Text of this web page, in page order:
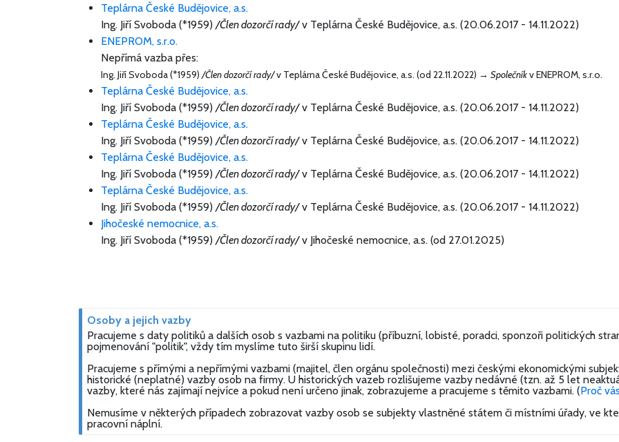
Teplárna České Budějovice, a.s.
Ing. Jiří Svoboda (*1959) /Člen dozorčí rady/v Teplárna České Budějovice, a.s. (20.06.2017 - 14.11.2022)
ENEPROM, s.r.o.
Nepřímá vazba přes:
Ing. Jiří Svoboda (*1959) /Člen dozorčí rady/v Teplárna České Budějovice, a.s. (od 22.11.2022) → Společníkv ENEPROM, s.r.o.
Teplárna České Budějovice, a.s.
Ing. Jiří Svoboda (*1959) /Člen dozorčí rady/v Teplárna České Budějovice, a.s. (20.06.2017 - 14.11.2022)
Teplárna České Budějovice, a.s.
Ing. Jiří Svoboda (*1959) /Člen dozorčí rady/v Teplárna České Budějovice, a.s. (20.06.2017 - 14.11.2022)
Teplárna České Budějovice, a.s.
Ing. Jiří Svoboda (*1959) /Člen dozorčí rady/v Teplárna České Budějovice, a.s. (20.06.2017 - 14.11.2022)
Teplárna České Budějovice, a.s.
Ing. Jiří Svoboda (*1959) /Člen dozorčí rady/v Teplárna České Budějovice, a.s. (20.06.2017 - 14.11.2022)
Jihočeské nemocnice, a.s.
Ing. Jiří Svoboda (*1959) /Člen dozorčí rady/v Jihočeské nemocnice, a.s. (od 27.01.2025)
Osoby a jejich vazby
Pracujeme s daty politiků a dalších osob s vazbami na politiku (příbuzní, lobisté, poradci, sponzoři politických
pojmenování "politik", vždy tím myslíme tuto širší skupinu lidí.
Pracujeme s přímými a nepřímými vazbami (majitel, člen orgánu společnosti) mezi českými ekonomickými
historické (neplatné) vazby osob na firmy. U historických vazeb rozlišujeme vazby nedávné (tzn. až 5 let
vazby, které nás zajímají nejvíce a pokud není určeno jinak, zobrazujeme a pracujeme s těmito vazbami. (Proč
Nemusíme v některých případech zobrazovat vazby osob se subjekty vlastněné státem či místními úřady, ve
pracovní náplní.